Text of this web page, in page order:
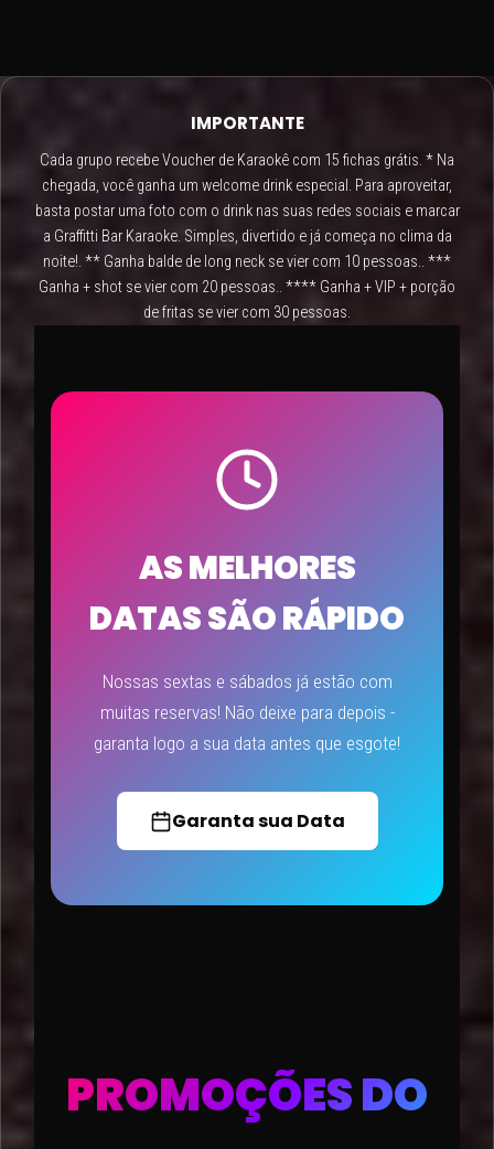
IMPORTANTE
Cada grupo recebe Voucher de Karaokê com 15 fichas grátis. * Na
chegada, você ganha um welcome drink especial. Para aproveitar,
basta postar uma foto com o drink nas suas redes sociais e marcar
a Graffitti Bar Karaoke. Simples, divertido e já começa no clima da
noite!. ** Ganha balde de long neck se vier com 10 pessoas.. ***
Ganha + shot se vier com 20 pessoas.. **** Ganha + VIP + porção
de fritas se vier com 30 pessoas.
AS MELHORES
DATAS SÃO RÁPIDO
Nossas sextas e sábados já estão com
muitas reservas! Não deixe para depois -
garanta logo a sua data antes que esgote!
Garanta sua Data
PROMOÇÕES DO